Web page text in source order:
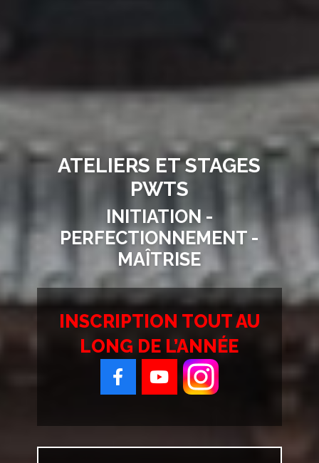
ATELIERS ET STAGES
PWTS
INITIATION -
PERFECTIONNEMENT -
MAÎTRISE
INSCRIPTION TOUT AU
LONG DE L’ANNÉE